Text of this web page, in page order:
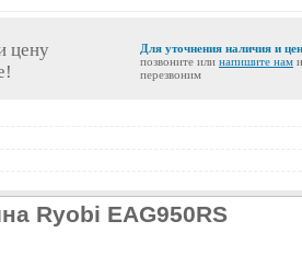
цену
Для уточнения наличия и
позвоните или напишите нам
перезвоним
Ryobi EAG950RS